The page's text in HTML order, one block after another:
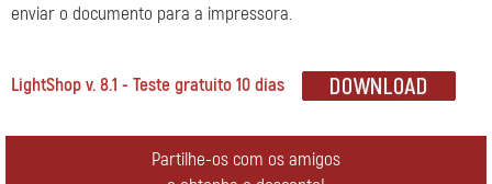
enviar o documento para a impressora.
LightShop v. 8.1 - Teste gratuito 10 dias
Partilhe-os com os amigos